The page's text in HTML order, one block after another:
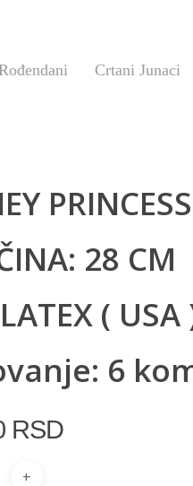
Crtani Junaci
PRINCESS
28 CM
( USA
6
RSD